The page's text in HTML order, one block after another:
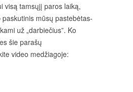
visą tamsųjį paros laiką,
mūsų pastebėtas-
už „darbiečius”. Ko
šie parašų
video medžiagoje: